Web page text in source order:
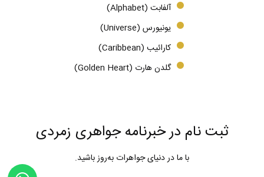
آلفابت (Alphabet)
یونیورس (Universe)
کارائیب (Caribbean)
گلدن هارت (Golden Heart)
ثبت نام در خبرنامه جواهری زمردی
با ما در دنیای جواهرات به‌روز باشید.